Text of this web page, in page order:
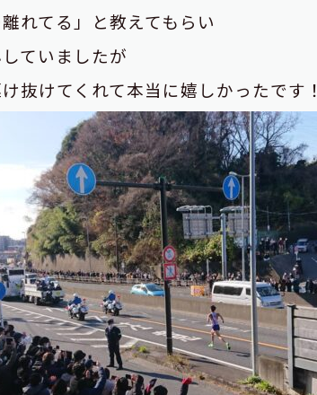
れてる」と教えてもらい
ていましたが
抜けてくれて本当に嬉しかったです！